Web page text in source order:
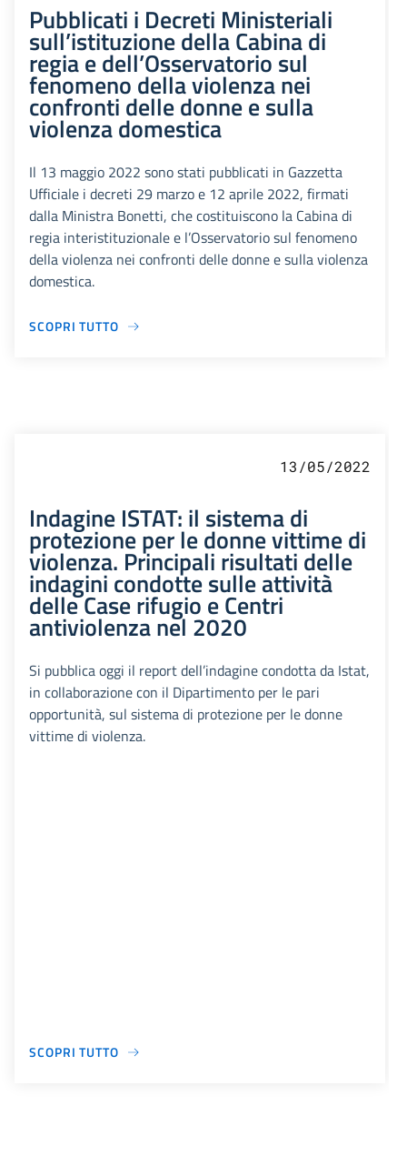
Pubblicati i Decreti Ministeriali
sull’istituzione della Cabina di
regia e dell’Osservatorio sul
fenomeno della violenza nei
confronti delle donne e sulla
violenza domestica
Il 13 maggio 2022 sono stati pubblicati in Gazzetta
Ufficiale i decreti 29 marzo e 12 aprile 2022, firmati
dalla Ministra Bonetti, che costituiscono la Cabina di
regia interistituzionale e l’Osservatorio sul fenomeno
della violenza nei confronti delle donne e sulla violenza
domestica.
SCOPRI TUTTO
13/05/2022
Indagine ISTAT: il sistema di
protezione per le donne vittime di
violenza. Principali risultati delle
indagini condotte sulle attività
delle Case rifugio e Centri
antiviolenza nel 2020
Si pubblica oggi il report dell’indagine condotta da Istat,
in collaborazione con il Dipartimento per le pari
opportunità, sul sistema di protezione per le donne
vittime di violenza.
SCOPRI TUTTO